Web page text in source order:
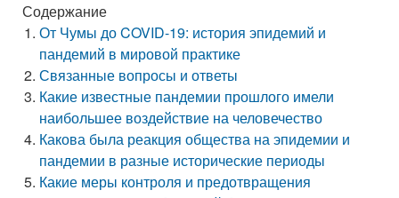
Содержание
От Чумы до COVID-19: история эпидемий и
пандемий в мировой практике
Связанные вопросы и ответы
Какие известные пандемии прошлого имели
наибольшее воздействие на человечество
Какова была реакция общества на эпидемии и
пандемии в разные исторические периоды
Какие меры контроля и предотвращения